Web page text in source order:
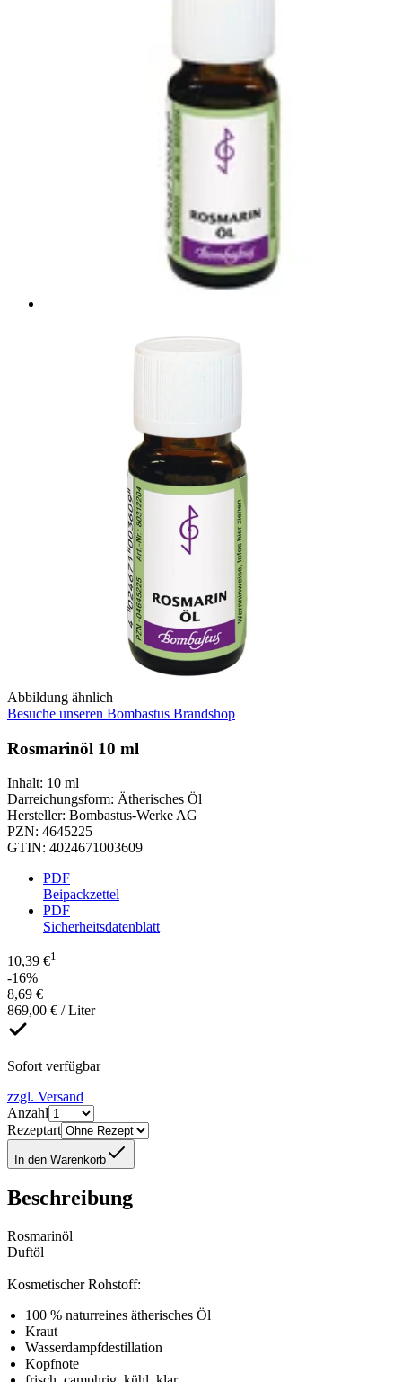
Abbildung ähnlich
Besuche unseren Bombastus Brandshop
Rosmarinöl 10 ml
Inhalt: 10 ml
Darreichungsform: Ätherisches Öl
Hersteller: Bombastus-Werke AG
PZN: 4645225
GTIN: 4024671003609
PDF
Beipackzettel
PDF
Sicherheitsdatenblatt
10,39 €1
-16%
8,69 €
869,00 € / Liter
Sofort verfügbar
zzgl. Versand
Anzahl
Rezeptart
In den Warenkorb
Beschreibung
Rosmarinöl
Duftöl
Kosmetischer Rohstoff:
100 % naturreines ätherisches Öl
Kraut
Wasserdampfdestillation
Kopfnote